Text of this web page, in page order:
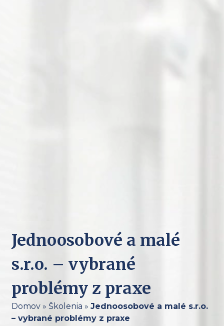
Jednoosobové a malé
s.r.o. – vybrané
problémy z praxe
Domov» Školenia » Jednoosobové a malé s.r.o.
– vybrané problémy z praxe